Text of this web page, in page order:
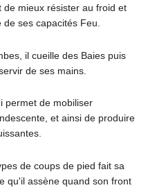
mieux résister au froid et
ses capacités Feu.
il cueille des Baies puis
de ses mains.
permet de mobiliser
et ainsi de produire
de coups de pied fait sa
qu'il assène quand son front